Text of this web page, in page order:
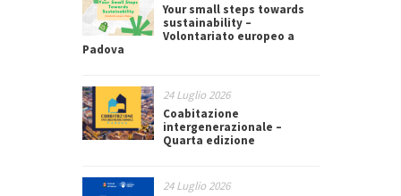
Your small steps towards
sustainability –
Volontariato europeo a
Padova
24 Luglio 2026
Coabitazione
intergenerazionale –
Quarta edizione
24 Luglio 2026